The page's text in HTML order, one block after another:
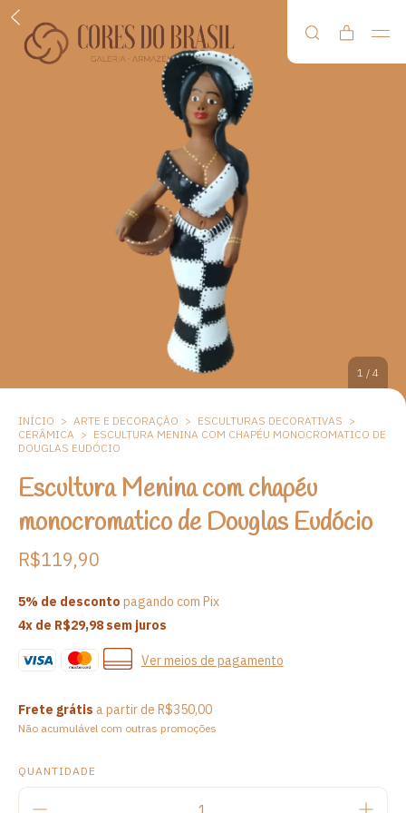
1 / 4
INÍCIO > ARTE E DECORAÇÃO > ESCULTURAS DECORATIVAS >
CERÂMICA > ESCULTURA MENINA COM CHAPÉU MONOCROMATICO DE
DOUGLAS EUDÓCIO
Escultura Menina com chapéu
monocromatico de Douglas Eudócio
R$119,90
5% de desconto pagando com Pix
4x de R$29,98sem juros
Ver meios de pagamento
Frete grátis a partir de R$350,00
Não acumulável com outras promoções
QUANTIDADE